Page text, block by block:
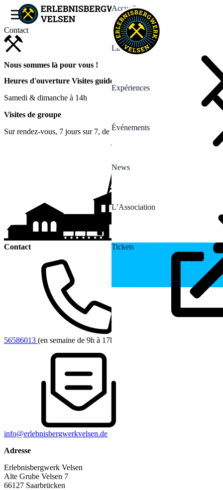
Accueil
La Mine
Expériences
Événements
News
L’Association
Tickets
Contact
Nous sommes là pour vous !
Heures d'ouverture Visites guidées
Samedi & dimanche à 14h
Visites de groupe
Sur rendez-vous, 7 jours sur 7, de 9h à 17h
Contact
56586013 (en semaine de 9h à 17h)
info@erlebnisbergwerkvelsen.de
Adresse
Erlebnisbergwerk Velsen
Alte Grube Velsen 7
66127 Saarbrücken